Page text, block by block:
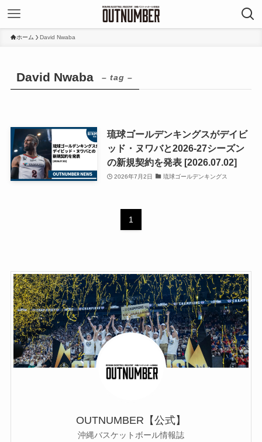
ホーム David Nwaba
David Nwaba – tag –
琉球ゴールデンキングスがデイビ
ッド・ヌワバと2026-27シーズン
の新規契約を発表 [2026.07.02]
2026年7月2日 琉球ゴールデンキングス
1
OUTNUMBER【公式】
沖縄バスケットボール情報誌